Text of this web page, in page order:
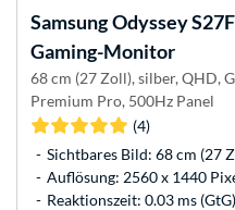
SamsungOdyssey
Gaming-Monitor
68 cm (27 Zoll), silber, QHD,
Premium Pro, 500Hz Panel
(4)
Sichtbares Bild: 68 cm (27
Auflösung: 2560 x 1440
Reaktionszeit: 0.03 ms (GtG)